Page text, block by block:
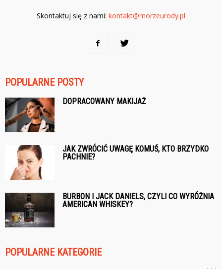
Skontaktuj się z nami: kontakt@morzeurody.pl
POPULARNE POSTY
DOPRACOWANY MAKIJAŻ
JAK ZWRÓCIĆ UWAGĘ KOMUŚ, KTO BRZYDKO
PACHNIE?
BURBON I JACK DANIELS, CZYLI CO WYRÓŻNIA
AMERICAN WHISKEY?
POPULARNE KATEGORIE